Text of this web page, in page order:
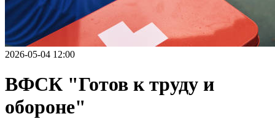
2026-05-04 12:00
ВФСК "Готов к труду и
обороне"